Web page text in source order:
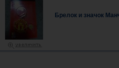
Брелок и значок